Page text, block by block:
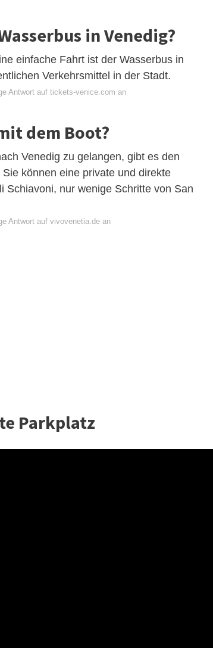
in Venedig?
einfache Fahrt ist der Wasserbus in
Verkehrsmittel in der Stadt.
Antwort auf tickets-venice.com an
dem Boot?
Venedig zu gelangen, gibt es den
können eine private und direkte
Schiavoni, nur wenige Schritte von San
Antwort auf vivovenetia.de an
Parkplatz